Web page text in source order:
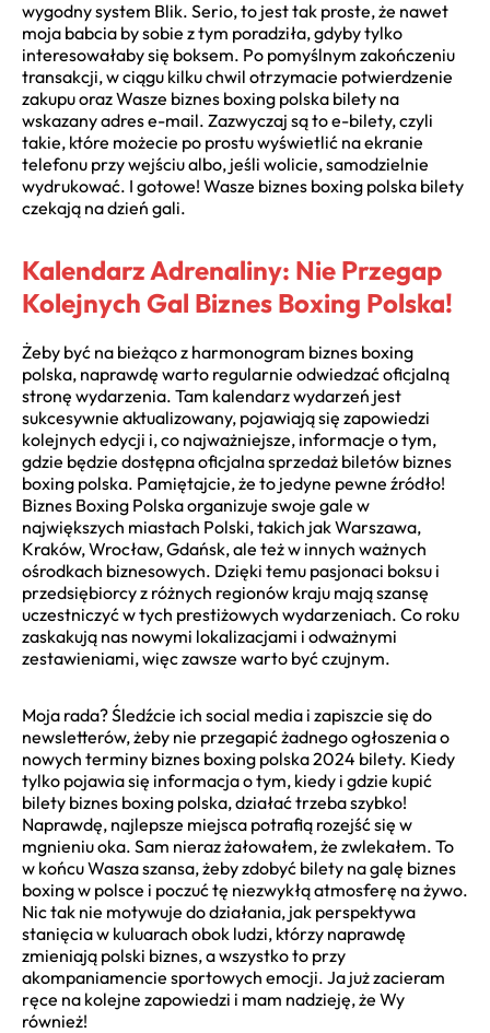
wygodny system Blik. Serio, to jest tak proste, że nawet
moja babcia by sobie z tym poradziła, gdyby tylko
interesowałaby się boksem. Po pomyślnym zakończeniu
transakcji, w ciągu kilku chwil otrzymacie potwierdzenie
zakupu oraz Wasze biznes boxing polska bilety na
wskazany adres e-mail. Zazwyczaj są to e-bilety, czyli
takie, które możecie po prostu wyświetlić na ekranie
telefonu przy wejściu albo, jeśli wolicie, samodzielnie
wydrukować. I gotowe! Wasze biznes boxing polska bilety
czekają na dzień gali.
Kalendarz Adrenaliny: Nie Przegap
Kolejnych Gal Biznes Boxing Polska!
Żeby być na bieżąco z harmonogram biznes boxing
polska, naprawdę warto regularnie odwiedzać oficjalną
stronę wydarzenia. Tam kalendarz wydarzeń jest
sukcesywnie aktualizowany, pojawiają się zapowiedzi
kolejnych edycji i, co najważniejsze, informacje o tym,
gdzie będzie dostępna oficjalna sprzedaż biletów biznes
boxing polska. Pamiętajcie, że to jedyne pewne źródło!
Biznes Boxing Polska organizuje swoje gale w
największych miastach Polski, takich jak Warszawa,
Kraków, Wrocław, Gdańsk, ale też w innych ważnych
ośrodkach biznesowych. Dzięki temu pasjonaci boksu i
przedsiębiorcy z różnych regionów kraju mają szansę
uczestniczyć w tych prestiżowych wydarzeniach. Co roku
zaskakują nas nowymi lokalizacjami i odważnymi
zestawieniami, więc zawsze warto być czujnym.
Moja rada? Śledźcie ich social media i zapiszcie się do
newsletterów, żeby nie przegapić żadnego ogłoszenia o
nowych terminy biznes boxing polska 2024 bilety. Kiedy
tylko pojawia się informacja o tym, kiedy i gdzie kupić
bilety biznes boxing polska, działać trzeba szybko!
Naprawdę, najlepsze miejsca potrafią rozejść się w
mgnieniu oka. Sam nieraz żałowałem, że zwlekałem. To
w końcu Wasza szansa, żeby zdobyć bilety na galę biznes
boxing w polsce i poczuć tę niezwykłą atmosferę na żywo.
Nic tak nie motywuje do działania, jak perspektywa
stanięcia w kuluarach obok ludzi, którzy naprawdę
zmieniają polski biznes, a wszystko to przy
akompaniamencie sportowych emocji. Ja już zacieram
ręce na kolejne zapowiedzi i mam nadzieję, że Wy
również!